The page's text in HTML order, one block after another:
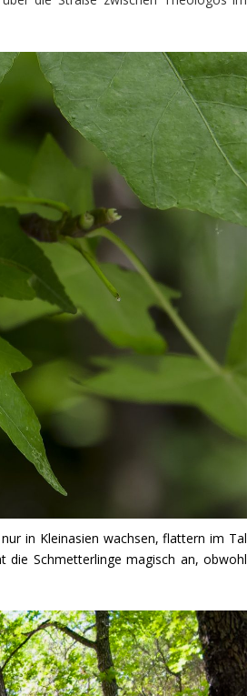
in Kleinasien wachsen, flattern im Tal
die Schmetterlinge magisch an, obwohl